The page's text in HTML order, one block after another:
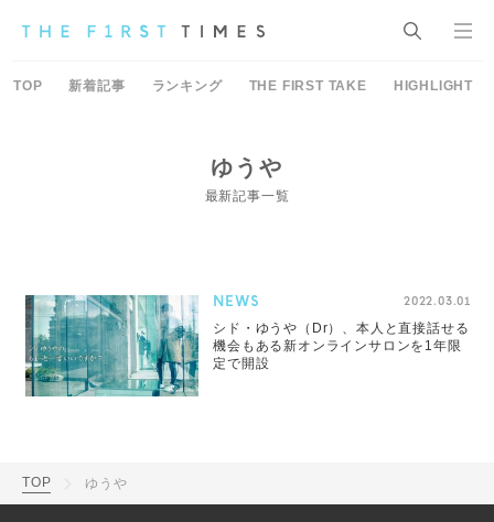
TOP 新着記事 ランキング THE FIRST TAKE HIGHLIGHT
ゆうや
最新記事一覧
NEWS 2022.03.01
シド・ゆうや（Dr）、本人と直接話せる
機会もある新オンラインサロンを1年限
定で開設
TOP ゆうや